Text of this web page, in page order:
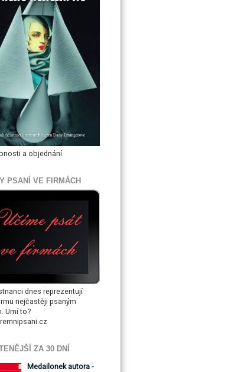
a objednání
PSANÍ VE FIRMÁCH
dnes reprezentují
nejčastěji psaným
Umí to?
ZA 30 DNÍ
Medailonek autora -